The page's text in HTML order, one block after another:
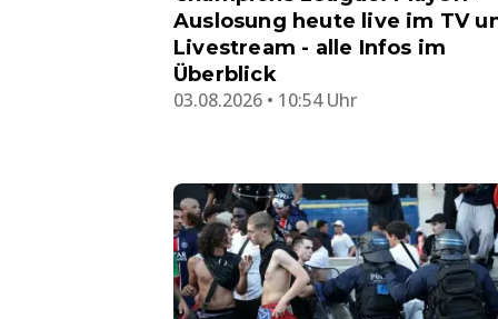
Auslosung heute live im TV
Livestream - alle Infos im
Überblick
03.08.2026 • 10:54 Uhr